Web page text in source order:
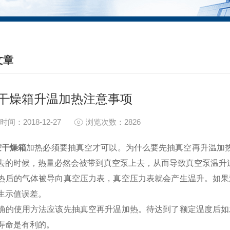
章
ARTICLES
燥箱升温加热注意事项
间：2018-12-27 浏览次数：2826
燥箱加热必须要抽真空才可以。为什么要先抽真空再升温
的时候，热量必然会被带到真空泵上去，从而导致真空泵温
气体被导向真空压力表，真空压力表就会产生温升。如果
示值误差。
用方法应该先抽真空再升温加热。待达到了额定温度后如
命是有利的。